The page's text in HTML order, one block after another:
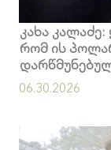
კახა
რომ ის
06.30.2026